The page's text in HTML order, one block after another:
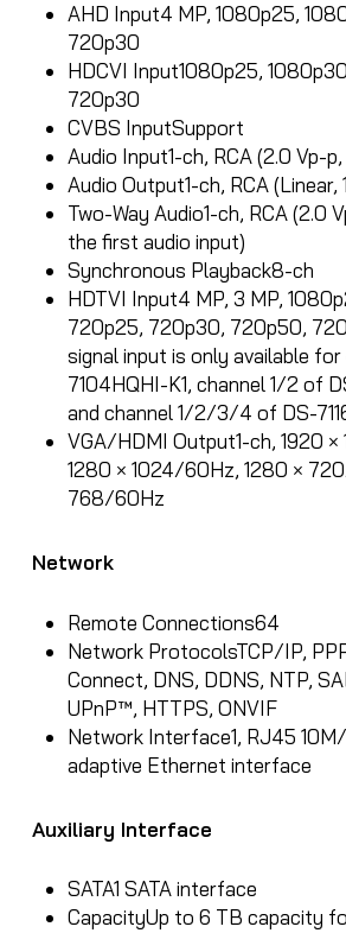
AHD Input4 MP, 1080p25,
720p30
HDCVI Input1080p25,
720p30
CVBS InputSupport
Audio Input1-ch, RCA (2.0 Vp-
Audio Output1-ch, RCA (Linear,
Two-Way Audio1-ch, RCA (2.0
the first audio input)
Synchronous Playback8-ch
HDTVI Input4 MP, 3 MP,
720p25, 720p30, 720p50,
signal input is only available for
7104HQHI-K1, channel 1/2 of
and channel 1/2/3/4 of DS-
VGA/HDMI Output1-ch, 1920
1280 × 1024/60Hz, 1280 ×
768/60Hz
Network
Remote Connections64
Network ProtocolsTCP/IP,
Connect, DNS, DDNS, NTP,
UPnP™, HTTPS, ONVIF
Network Interface1, RJ45
adaptive Ethernet interface
Auxiliary Interface
SATA1 SATA interface
CapacityUp to 6 TB capacity